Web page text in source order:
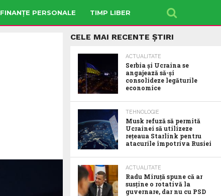
FINANȚE PERSONALE TIMP LIBER
CELE MAI RECENTE ȘTIRI
ACTUALITATE
Serbia şi Ucraina se
angajează să-şi
consolideze legăturile
economice
TEHNOLOGIE
Musk refuză să permită
Ucrainei să utilizeze
reţeaua Starlink pentru
atacurile împotriva Rusiei
ACTUALITATE
Radu Miruţă spune că ar
susţine o rotativă la
guvernare, dar nu cu PSD